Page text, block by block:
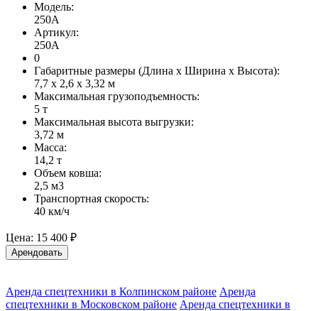
Модель:
250A
Артикул:
250A
0
Габаритные размеры (Длина х Ширина х Высота):
7,7 х 2,6 х 3,32 м
Максимальная грузоподъемность:
5 т
Максимальная высота выгрузки:
3,72 м
Масса:
14,2 т
Объем ковша:
2,5 м3
Транспортная скорость:
40 км/ч
Цена: 15 400 ₽
Арендовать
Аренда спецтехники в Колпинском районе Аренда
спецтехники в Московском районе Аренда спецтехники в